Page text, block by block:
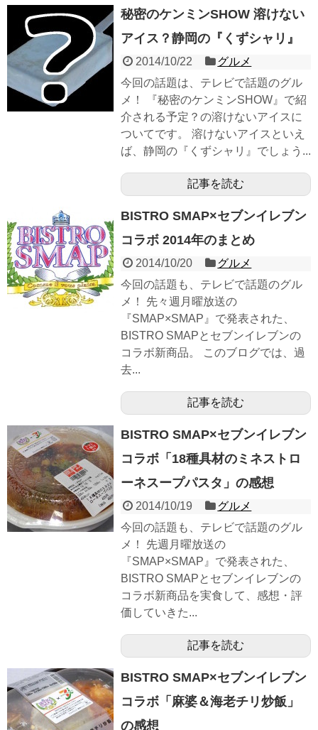
秘密のケンミンSHOW 溶けない
アイス？静岡の『くずシャリ』
2014/10/22
グルメ
今回の話題は、テレビで話題のグル
メ！ 『秘密のケンミンSHOW』で紹
介される予定？の溶けないアイスに
ついてです。 溶けないアイスといえ
ば、静岡の『くずシャリ』でしょう...
記事を読む
BISTRO SMAP×セブンイレブン
コラボ 2014年のまとめ
2014/10/20
グルメ
今回の話題も、テレビで話題のグル
メ！ 先々週月曜放送の
『SMAP×SMAP』で発表された、
BISTRO SMAPとセブンイレブンの
コラボ新商品。 このブログでは、過
去...
記事を読む
BISTRO SMAP×セブンイレブン
コラボ「18種具材のミネストロ
ーネスープパスタ」の感想
2014/10/19
グルメ
今回の話題も、テレビで話題のグル
メ！ 先週月曜放送の
『SMAP×SMAP』で発表された、
BISTRO SMAPとセブンイレブンの
コラボ新商品を実食して、感想・評
価していきた...
記事を読む
BISTRO SMAP×セブンイレブン
コラボ「麻婆＆海老チリ炒飯」
の感想